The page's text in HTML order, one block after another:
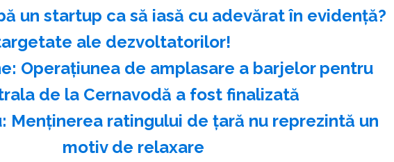
un startup ca să iasă cu adevărat în evidență?
ale dezvoltatorilor!
Operaţiunea de amplasare a barjelor pentru
de la Cernavodă a fost finalizată
Menţinerea ratingului de ţară nu reprezintă un
motiv de relaxare